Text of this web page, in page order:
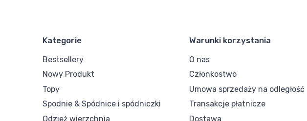
Kategorie
Bestsellery
Nowy Produkt
Topy
Spodnie & Spódnice i spódniczki
Odzież wierzchnia
Warunki korzystania
O nas
Członkostwo
Umowa sprzedaży na odległość
Transakcje płatnicze
Dostawa